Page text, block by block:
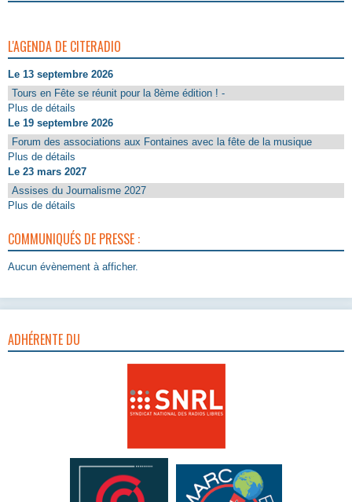
L'AGENDA DE CITERADIO
Le 13 septembre 2026
Tours en Fête se réunit pour la 8ème édition ! -
Plus de détails
Le 19 septembre 2026
Forum des associations aux Fontaines avec la fête de la musique
Plus de détails
Le 23 mars 2027
Assises du Journalisme 2027
Plus de détails
COMMUNIQUÉS DE PRESSE :
Aucun évènement à afficher.
ADHÉRENTE DU